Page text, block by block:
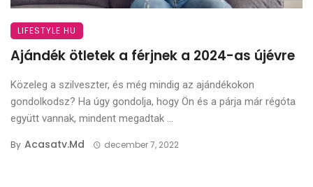
LIFESTYLE HU
Ajándék ötletek a férjnek a 2024-as újévre
Közeleg a szilveszter, és még mindig az ajándékokon
gondolkodsz? Ha úgy gondolja, hogy Ön és a párja már régóta
együtt vannak, mindent megadtak ...
By Acasatv.md december 7, 2022